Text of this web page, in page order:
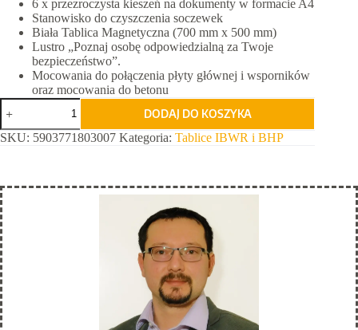
6 x przezroczysta kieszeń na dokumenty w formacie A4
Stanowisko do czyszczenia soczewek
Biała Tablica Magnetyczna (700 mm x 500 mm)
Lustro „Poznaj osobę odpowiedzialną za Twoje
bezpieczeństwo”.
Mocowania do połączenia płyty głównej i wsporników
oraz mocowania do betonu
ilość
Tablica
informacyjna
i
Workplace
Safety
DODAJ DO KOSZYKA
SKU: 5903771803007 Kategoria: Tablice IBWR i BHP